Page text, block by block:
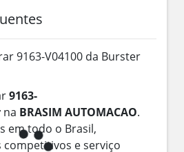
9163-V04100 da Burster
9163-
na BRASIM AUTOMACAO.
em todo o Brasil,
e serviço